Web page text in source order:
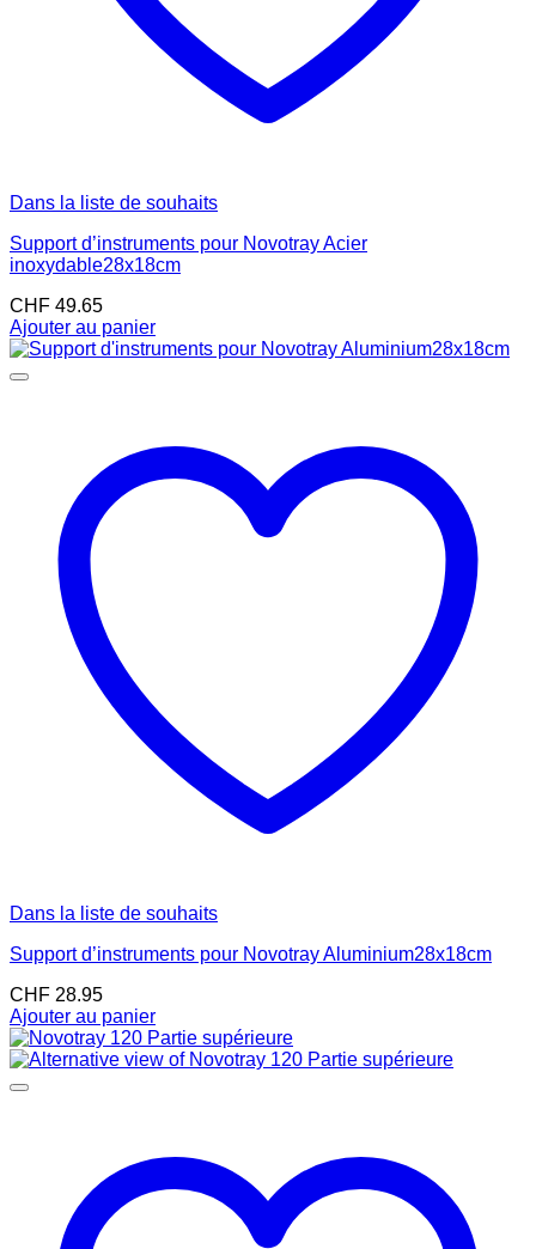
Dans la liste de souhaits
Support d’instruments pour Novotray Acier
inoxydable28x18cm
CHF 49.65
Ajouter au panier
Dans la liste de souhaits
Support d’instruments pour Novotray Aluminium28x18cm
CHF 28.95
Ajouter au panier